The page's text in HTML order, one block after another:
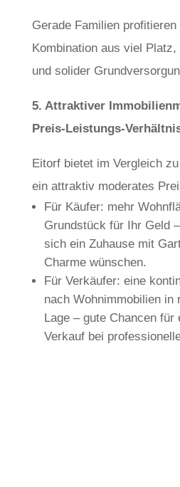
Gerade Familien profitieren
Kombination aus viel
und solider
5. Attraktiver
Preis-Leistungs-
Eitorf bietet im Vergleich
ein attraktiv moderates
Für Käufer: mehr
Grundstück für Ihr Geld
sich ein Zuhause mit
Charme wünschen.
Für Verkäufer: eine
nach Wohnimmobilien in
Lage – gute Chancen für
Verkauf bei